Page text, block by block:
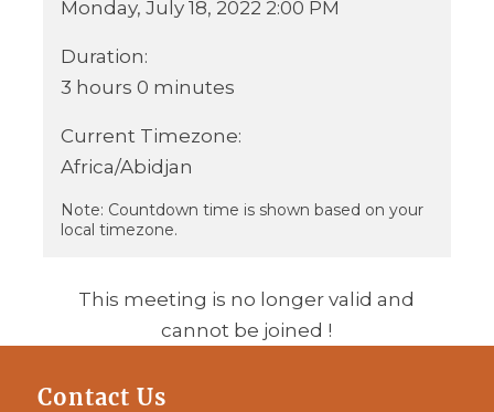
Monday, July 18, 2022 2:00 PM
Duration:
3 hours 0 minutes
Current Timezone:
Africa/Abidjan
Note: Countdown time is shown based on your
local timezone.
This meeting is no longer valid and
cannot be joined !
Contact Us